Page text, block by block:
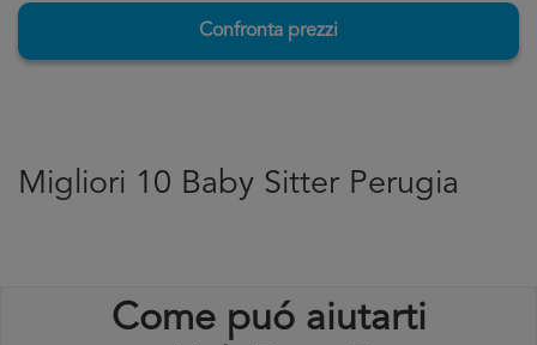
Confronta prezzi
Migliori 10 Baby Sitter Perugia
Come puó aiutarti